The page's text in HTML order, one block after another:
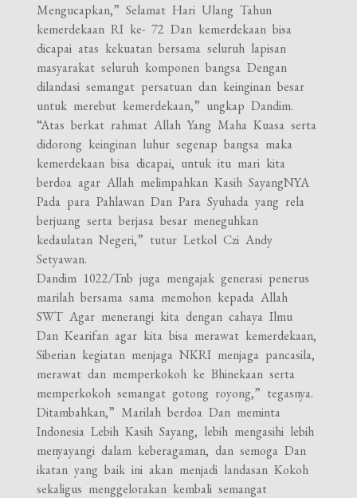
Mengucapkan,” Selamat Hari Ulang Tahun
kemerdekaan RI ke- 72 Dan kemerdekaan bisa
dicapai atas kekuatan bersama seluruh lapisan
masyarakat seluruh komponen bangsa Dengan
dilandasi semangat persatuan dan keinginan besar
untuk merebut kemerdekaan,” ungkap Dandim.
“Atas berkat rahmat Allah Yang Maha Kuasa serta
didorong keinginan luhur segenap bangsa maka
kemerdekaan bisa dicapai, untuk itu mari kita
berdoa agar Allah melimpahkan Kasih SayangNYA
Pada para Pahlawan Dan Para Syuhada yang rela
berjuang serta berjasa besar meneguhkan
kedaulatan Negeri,” tutur Letkol Czi Andy
Setyawan.
Dandim 1022/Tnb juga mengajak generasi penerus
marilah bersama sama memohon kepada Allah
SWT Agar menerangi kita dengan cahaya Ilmu
Dan Kearifan agar kita bisa merawat kemerdekaan,
Siberian kegiatan menjaga NKRI menjaga pancasila,
merawat dan memperkokoh ke Bhinekaan serta
memperkokoh semangat gotong royong,” tegasnya.
Ditambahkan,” Marilah berdoa Dan meminta
Indonesia Lebih Kasih Sayang, lebih mengasihi lebih
menyayangi dalam keberagaman, dan semoga Dan
ikatan yang baik ini akan menjadi landasan Kokoh
sekaligus menggelorakan kembali semangat